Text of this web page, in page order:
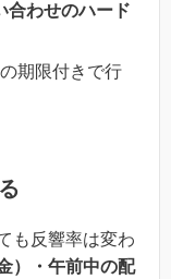
合わせのハード
期限付きで行
も反響率は変わ
）・午前中の配